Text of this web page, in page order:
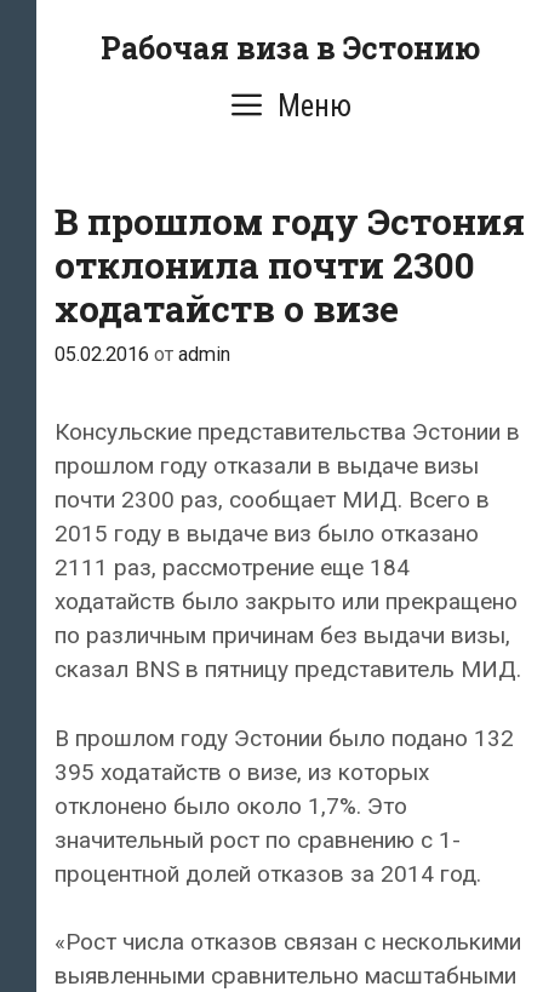
Рабочая виза в Эстонию
Меню
В прошлом году Эстония
отклонила почти 2300
ходатайств о визе
05.02.2016 от admin
Консульские представительства Эстонии в
прошлом году отказали в выдаче визы
почти 2300 раз, сообщает МИД. Всего в
2015 году в выдаче виз было отказано
2111 раз, рассмотрение еще 184
ходатайств было закрыто или прекращено
по различным причинам без выдачи визы,
сказал BNS в пятницу представитель МИД.
В прошлом году Эстонии было подано 132
395 ходатайств о визе, из которых
отклонено было около 1,7%. Это
значительный рост по сравнению с 1-
процентной долей отказов за 2014 год.
«Рост числа отказов связан с несколькими
выявленными сравнительно масштабными